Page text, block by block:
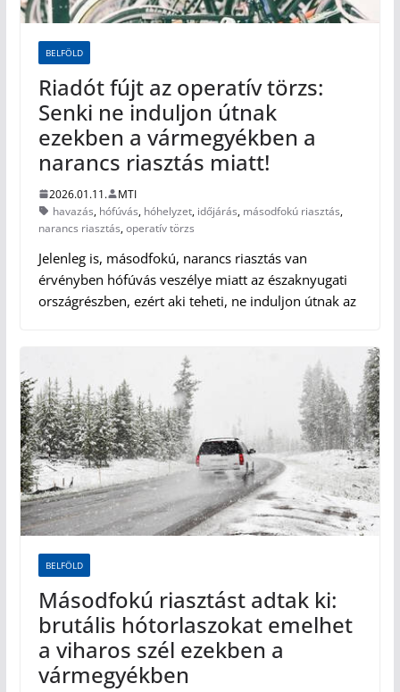
BELFÖLD
Riadót fújt az operatív törzs:
Senki ne induljon útnak
ezekben a vármegyékben a
narancs riasztás miatt!
2026.01.11.
MTI
havazás, hófúvás, hóhelyzet, időjárás, másodfokú riasztás,
narancs riasztás,operatív törzs
Jelenleg is, másodfokú, narancs riasztás van
érvényben hófúvás veszélye miatt az északnyugati
országrészben, ezért aki teheti, ne induljon útnak az
BELFÖLD
Másodfokú riasztást adtak ki:
brutális hótorlaszokat emelhet
a viharos szél ezekben a
vármegyékben